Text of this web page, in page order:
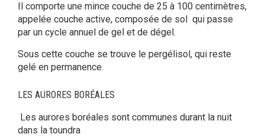
Il comporte une mince couche de 25 à 100 centimètres,
appelée couche active, composée de sol qui passe
par un cycle annuel de gel et de dégel.
Sous cette couche se trouve le pergélisol, qui reste
gelé en permanence.
LES AURORES BORÉALES
Les aurores boréales sont communes durant la nuit
dans la toundra